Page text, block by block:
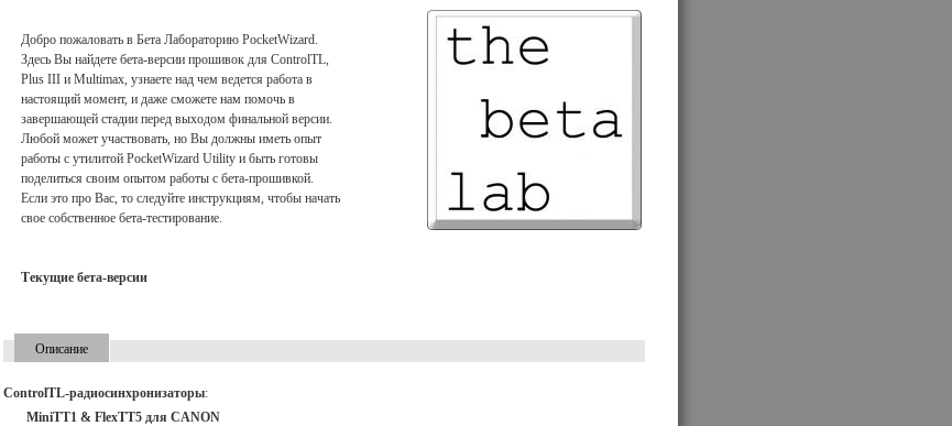
Добро пожаловать в Бета Лабораторию PocketWizard.
Здесь Вы найдете бета-версии прошивок для ControlTL,
Plus III и Multimax, узнаете над чем ведется работа в
настоящий момент, и даже сможете нам помочь в
завершающей стадии перед выходом финальной версии.
Любой может участвовать, но Вы должны иметь опыт
работы с утилитой PocketWizard Utility и быть готовы
поделиться своим опытом работы с бета-прошивкой.
Если это про Вас, то следуйте инструкциям, чтобы начать
свое собственное бета-тестирование.
Текущие бета-версии
Описание
ControlTL-радиосинхронизаторы:
MiniTT1 & FlexTT5 для CANON